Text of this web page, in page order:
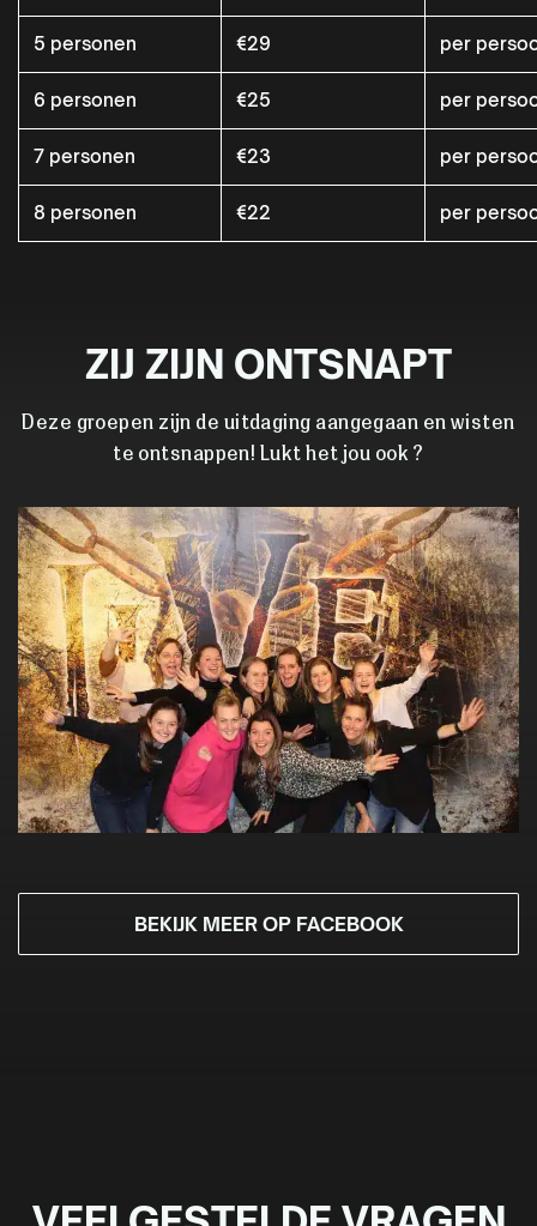
5 personen €29 per
6 personen €25 per
7 personen €23 per
8 personen €22 per
ZIJ ZIJN ONTSNAPT
Deze groepen zijn de uitdaging aangegaan en wisten
te ontsnappen! Lukt het jou ook ?
BEKIJK MEER OP FACEBOOK